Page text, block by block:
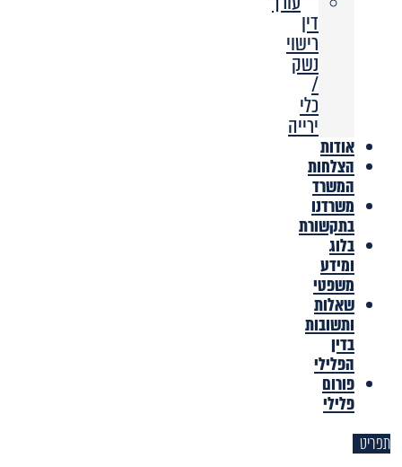
דין
רישוי
נשק
/
כלי
ירייה
אודות
הצלחות
המשרד
משרדנו
בתקשורת
בלוג
ומידע
משפטי
שאלות
ותשובות
בדין
הפלילי
פורום
פלילי
תפריט